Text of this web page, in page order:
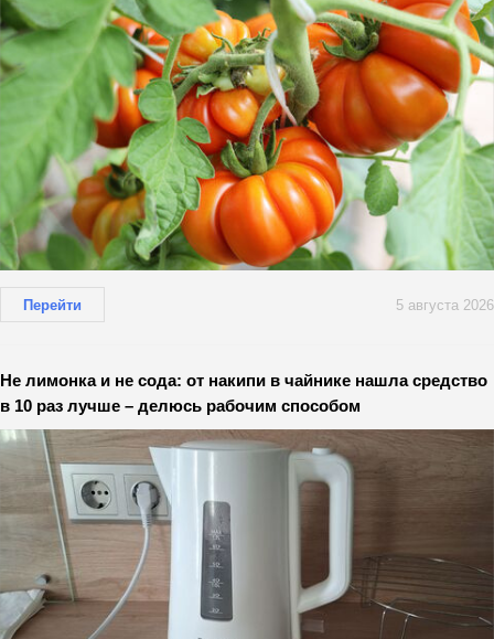
Перейти 5 августа 2026
Не лимонка и не сода: от накипи в чайнике нашла средство
в 10 раз лучше – делюсь рабочим способом